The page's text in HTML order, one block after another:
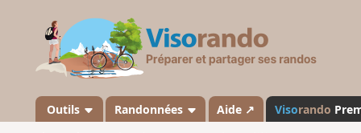
s
a
n
Outils Randonnées Aide ↗ Visorando